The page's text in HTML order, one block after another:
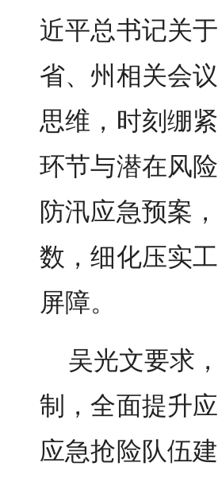
近平总书记关
省、州相关会
思维，时刻绷
环节与潜在风
防汛应急预案
数，细化压实
屏障。
吴光文要求
制，全面提升
应急抢险队伍